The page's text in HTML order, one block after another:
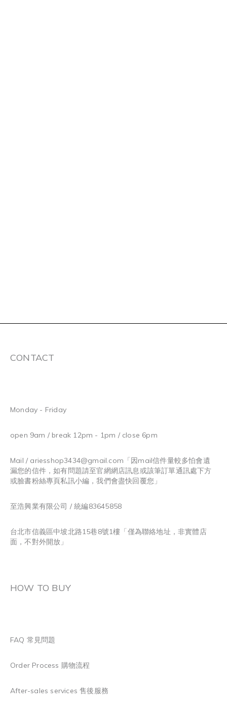
CONTACT
Monday - Friday
open 9am / break 12pm - 1pm / close 6pm
Mail / ariesshop3434@gmail.com 「因mail信件量較多怕會遺
漏您的信件，如有問題請至官網網店訊息或該筆訂單通訊處下方
或臉書粉絲專頁私訊小編，我們會盡快回覆您」
至浩興業有限公司 / 統編83645858
台北市信義區中坡北路15巷8號1樓「僅為聯絡地址，非實體店
面，不對外開放」
HOW TO BUY
FAQ 常見問題
Order Process 購物流程
After-sales services 售後服務